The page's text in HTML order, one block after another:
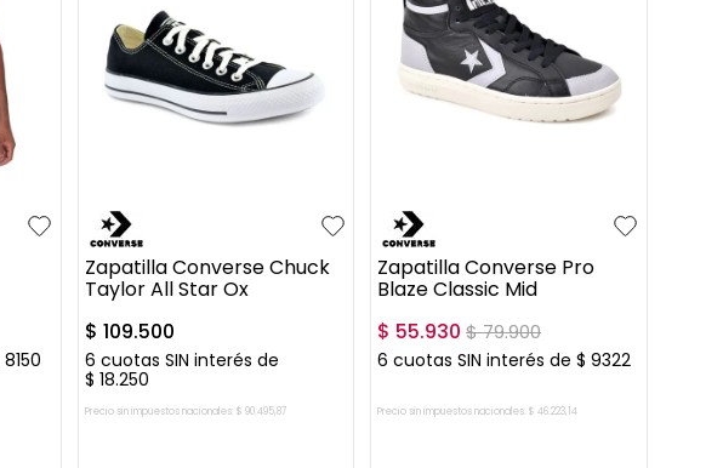
8150
37.5
Zapatilla Converse Chuck
Taylor All Star Ox
$ 109.500
6 cuotas SIN interés de
$ 18.250
Precio sin impuestos nacionales: $ 90.495,87
42
Zapatilla Converse Pro
Blaze Classic Mid
$ 55.930 $79.900
6 cuotas SIN interés de$ 9322
Precio sin impuestos nacionales: $ 46.223,14